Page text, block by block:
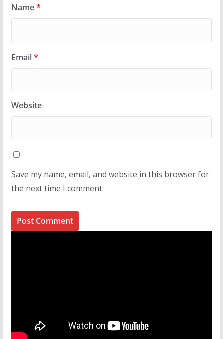
Name*
Email*
Website
Save my name, email, and website in this browser for
the next time I comment.